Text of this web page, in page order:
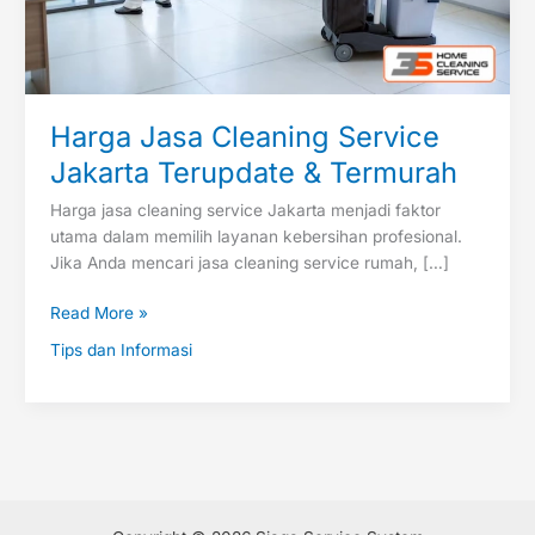
Harga Jasa Cleaning Service
Jakarta Terupdate & Termurah
Harga jasa cleaning service Jakarta menjadi faktor
utama dalam memilih layanan kebersihan profesional.
Jika Anda mencari jasa cleaning service rumah, […]
Read More »
Tips dan Informasi